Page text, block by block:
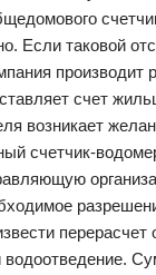
Если таковой
производит
счет
возникает
счетчик-
перерасчет